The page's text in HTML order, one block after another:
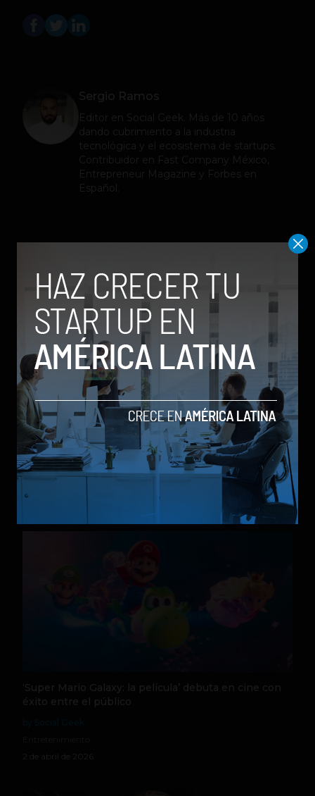
Sergio Ramos
Editor en Social Geek
. Más de 10 años
dando cubrimiento a la industria
tecnológica y el ecosistema de startups.
Contribuidor en Fast Company México,
Entrepreneur Magazine y Forbes en
Español.
X-Men ’97 Temporada 2 presenta su trailer oficial y
Disney+ confirma el regreso en julio
by Social Geek
Entretenimiento
28 de mayo de 2026
‘Super Mario Galaxy: la película’ debuta en cine con
éxito entre el público
2 de abril de 2026